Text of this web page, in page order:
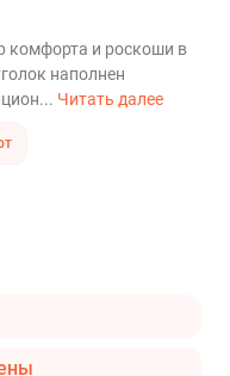
комфорта и роскоши в
наполнен
Читать далее